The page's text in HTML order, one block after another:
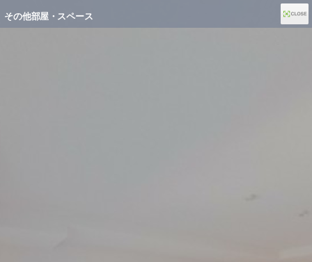
その他部屋・スペース